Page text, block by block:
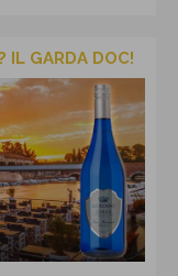
IL GARDA DOC!